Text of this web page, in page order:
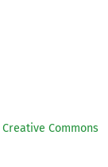
Creative Commons